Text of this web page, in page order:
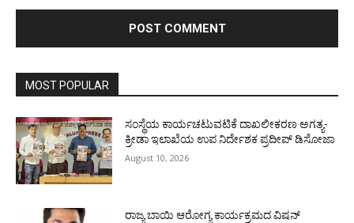
MOST POPULAR
ಸಂಸ್ಥೆಯ ಕಾರ್ಯಚಟುವಟಿಕೆ ದಾಖಲೀಕರಣ ಅಗತ್ಯ-
ಕ್ರೀಡಾ ಇಲಾಖೆಯ ಉಪ ನಿರ್ದೇಶಕ ಪ್ರದೀಪ್ ಡಿಸೋಜಾ
August 10, 2026
ರಾಜ್ಯ ಬಾಯಿ ಆರೋಗ್ಯ ಕಾರ್ಯಕ್ರಮದ ವಿಷನ್